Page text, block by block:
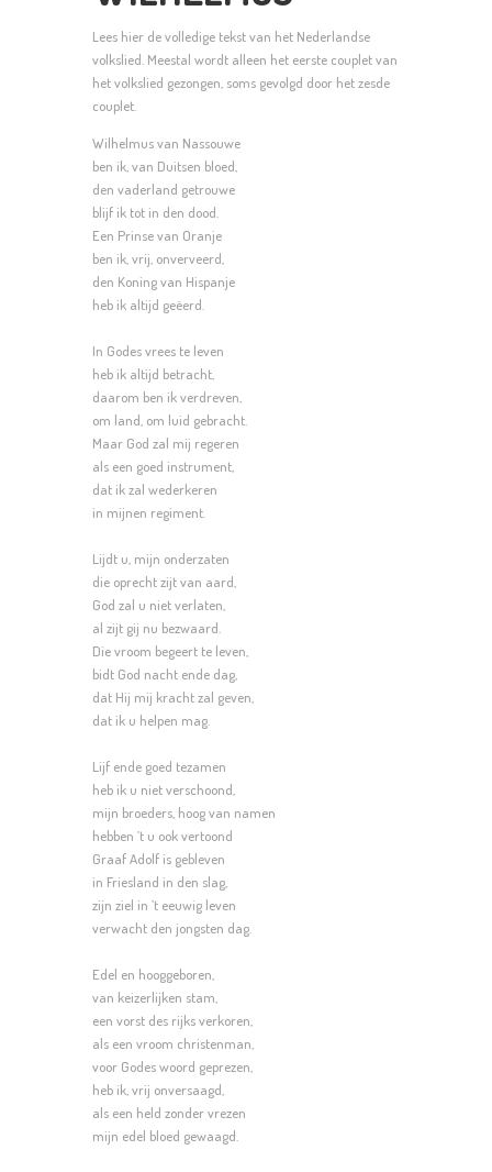
Lees hier de volledige tekst van het Nederlandse
volkslied. Meestal wordt alleen het eerste couplet van
het volkslied gezongen, soms gevolgd door het zesde
couplet.
Wilhelmus van Nassouwe
ben ik, van Duitsen bloed,
den vaderland getrouwe
blijf ik tot in den dood.
Een Prinse van Oranje
ben ik, vrij, onverveerd,
den Koning van Hispanje
heb ik altijd geëerd.
In Godes vrees te leven
heb ik altijd betracht,
daarom ben ik verdreven,
om land, om luid gebracht.
Maar God zal mij regeren
als een goed instrument,
dat ik zal wederkeren
in mijnen regiment.
Lijdt u, mijn onderzaten
die oprecht zijt van aard,
God zal u niet verlaten,
al zijt gij nu bezwaard.
Die vroom begeert te leven,
bidt God nacht ende dag,
dat Hij mij kracht zal geven,
dat ik u helpen mag.
Lijf ende goed tezamen
heb ik u niet verschoond,
mijn broeders, hoog van namen
hebben ’t u ook vertoond
Graaf Adolf is gebleven
in Friesland in den slag,
zijn ziel in ’t eeuwig leven
verwacht den jongsten dag.
Edel en hooggeboren,
van keizerlijken stam,
een vorst des rijks verkoren,
als een vroom christenman,
voor Godes woord geprezen,
heb ik, vrij onversaagd,
als een held zonder vrezen
mijn edel bloed gewaagd.